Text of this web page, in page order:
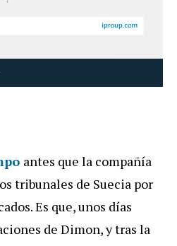
antes que la compañía
tribunales de Suecia por
Es que, unos días
de Dimon, y tras la